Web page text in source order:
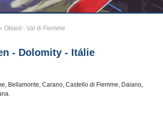
Oblast - Val di Fiemme
- Dolomity - Itálie
Bellamonte, Carano, Castello di Fiemme, Daiano,